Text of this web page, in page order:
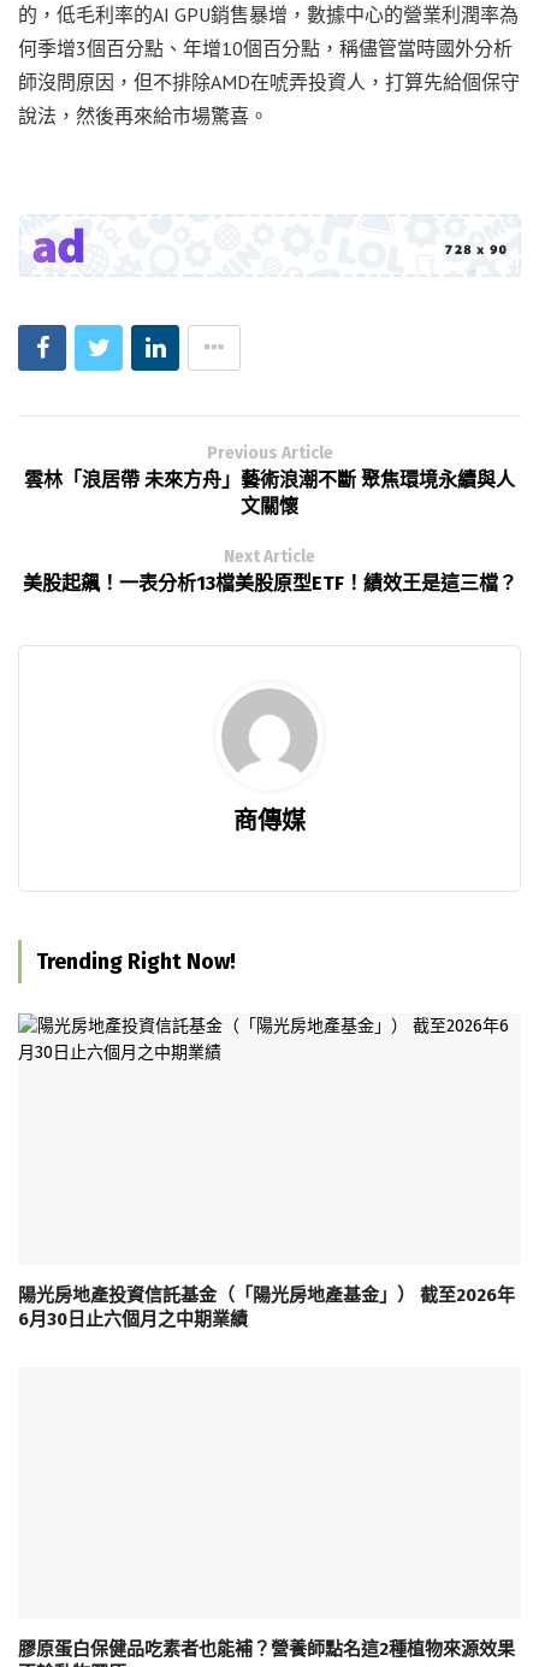
的，低毛利率的AI GPU銷售暴增，數據中心的營業利潤率為
何季增3個百分點、年增10個百分點，稱儘管當時國外分析
師沒問原因，但不排除AMD在唬弄投資人，打算先給個保守
說法，然後再來給市場驚喜。
Previous Article
雲林「浪居帶 未來方舟」藝術浪潮不斷 聚焦環境永續與人
文關懷
Next Article
美股起飆！一表分析13檔美股原型ETF！績效王是這三檔？
商傳媒
Trending Right Now!
陽光房地產投資信託基金（「陽光房地產基金」） 截至2026年
6月30日止六個月之中期業績
膠原蛋白保健品吃素者也能補？營養師點名這2種植物來源效果